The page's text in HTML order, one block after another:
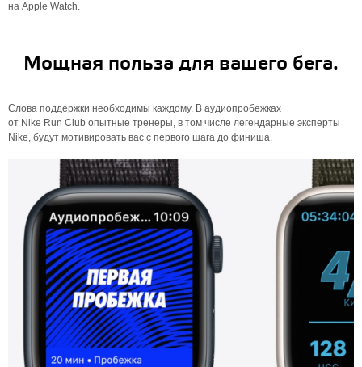
на Apple Watch.
Мощная польза для вашего бега.
Слова поддержки необходимы каждому. В аудиопробежках
от Nike Run Club опытные тренеры, в том числе легендарные эксперты
Nike, будут мотивировать вас с первого шага до финиша.